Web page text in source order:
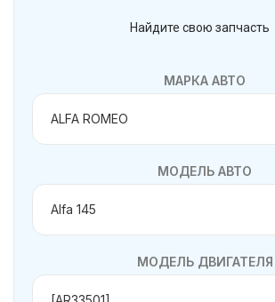
Найдите свою запчасть
МАРКА АВТО
МОДЕЛЬ АВТО
МОДЕЛЬ ДВИГАТЕЛЯ